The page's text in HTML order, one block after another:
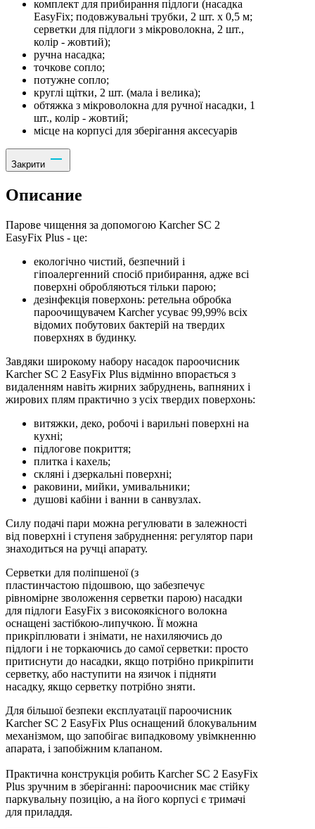
комплект для прибирання підлоги (насадка
EasyFix; подовжувальні трубки, 2 шт. х 0,5 м;
серветки для підлоги з мікроволокна, 2 шт.,
колір - жовтий);
ручна насадка;
точкове сопло;
потужне сопло;
круглі щітки, 2 шт. (мала і велика);
обтяжка з мікроволокна для ручної насадки, 1
шт., колір - жовтий;
місце на корпусі для зберігання аксесуарів
Закрити
Описание
Парове чищення за допомогою Karcher SC 2
EasyFix Plus - це:
екологічно чистий, безпечний і
гіпоалергенний спосіб прибирання, адже всі
поверхні обробляються тільки парою;
дезінфекція поверхонь: ретельна обробка
пароочищувачем Karcher усуває 99,99% всіх
відомих побутових бактерій на твердих
поверхнях в будинку.
Завдяки широкому набору насадок пароочисник
Karcher SC 2 EasyFix Plus відмінно впорається з
видаленням навіть жирних забруднень, вапняних і
жирових плям практично з усіх твердих поверхонь:
витяжки, деко, робочі і варильні поверхні на
кухні;
підлогове покриття;
плитка і кахель;
скляні і дзеркальні поверхні;
раковини, мийки, умивальники;
душові кабіни і ванни в санвузлах.
Силу подачі пари можна регулювати в залежності
від поверхні і ступеня забруднення: регулятор пари
знаходиться на ручці апарату.
Серветки для поліпшеної (з
пластинчастою підошвою, що забезпечує
рівномірне зволоження серветки парою) насадки
для підлоги EasyFix з високоякісного волокна
оснащені застібкою-липучкою. Її можна
прикріплювати і знімати, не нахиляючись до
підлоги і не торкаючись до самої серветки: просто
притиснути до насадки, якщо потрібно прикріпити
серветку, або наступити на язичок і підняти
насадку, якщо серветку потрібно зняти.
Для більшої безпеки експлуатації пароочисник
Karcher SC 2 EasyFix Plus оснащений блокувальним
механізмом, що запобігає випадковому увімкненню
апарата, і запобіжним клапаном.
Практична конструкція робить Karcher SC 2 EasyFix
Plus зручним в зберіганні: пароочисник має стійку
паркувальну позицію, а на його корпусі є тримачі
для приладдя.